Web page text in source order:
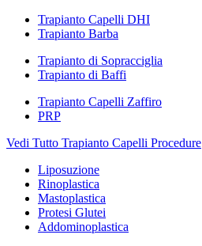
Trapianto Capelli DHI
Trapianto Barba
Trapianto di Sopracciglia
Trapianto di Baffi
Trapianto Capelli Zaffiro
PRP
Vedi Tutto Trapianto Capelli Procedure
Liposuzione
Rinoplastica
Mastoplastica
Protesi Glutei
Addominoplastica